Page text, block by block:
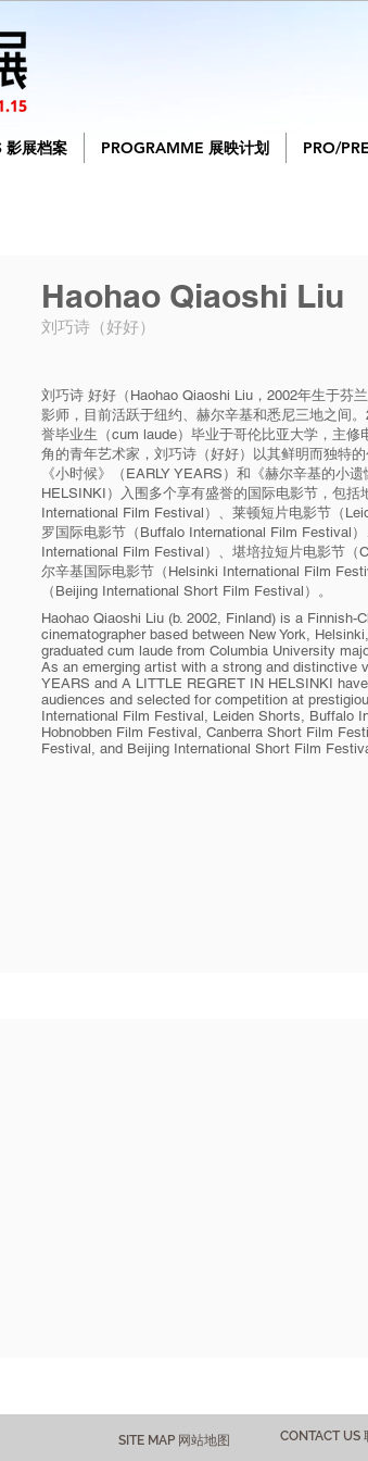
影展档案 PROGRAMME 展映计划 PRO/
Haohao Qiaoshi Liu
刘巧诗（好好）
刘巧诗 好好（Haohao Qiaoshi Liu，2002年生于芬
影师，目前活跃于纽约、赫尔辛基和悉尼三地之间
誉毕业生（cum laude）毕业于哥伦比亚大学，主
角的青年艺术家，刘巧诗（好好）以其鲜明而独特
《小时候》（EARLY YEARS）和《赫尔辛基的小
HELSINKI）入围多个享有盛誉的国际电影节，包括
International Film Festival）、莱顿短片电影节（
罗国际电影节（Buffalo International Film Festival
International Film Festival）、堪培拉短片电影节（
尔辛基国际电影节（Helsinki International Film
（Beijing International Short Film Festival）。
Haohao Qiaoshi Liu (b. 2002, Finland) is a Finnish-
cinematographer based between New York,
graduated cum laude from Columbia University
As an emerging artist with a strong and distinctive
YEARS and A LITTLE REGRET IN HELSINKI
audiences and selected for competition at
International Film Festival, Leiden Shorts, Buffalo
Hobnobben Film Festival, Canberra Short Film
Festival, and Beijing International Short Film
SITE MAP 网站地图 CONTACT US